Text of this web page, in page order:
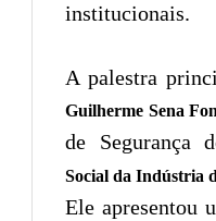
institucionais.
A palestra
Guilherme Sena
de Segurança
Social da Indústria
Ele apresentou